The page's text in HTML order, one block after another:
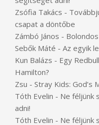
Zsófia Takács -
csapat a döntőbe
Zámbó János -
Sebők Máté - Az egyik
Kun Balázs - Egy
Hamilton?
Zsu - Stray Kids: God’s
Tóth Evelin - Ne féljünk
adni!
Tóth Evelin - Ne féljünk